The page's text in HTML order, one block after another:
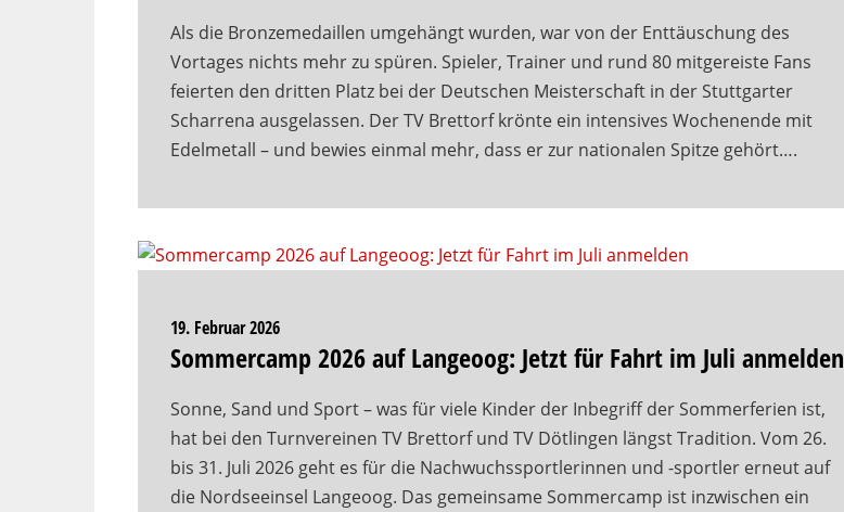
Als die Bronzemedaillen umgehängt wurden, war von der Enttäuschung des
Vortages nichts mehr zu spüren. Spieler, Trainer und rund 80 mitgereiste Fans
feierten den dritten Platz bei der Deutschen Meisterschaft in der Stuttgarter
Scharrena ausgelassen. Der TV Brettorf krönte ein intensives Wochenende mit
Edelmetall – und bewies einmal mehr, dass er zur nationalen Spitze gehört….
19. Februar 2026
Sommercamp 2026 auf Langeoog: Jetzt für Fahrt im Juli anmelden
Sonne, Sand und Sport – was für viele Kinder der Inbegriff der Sommerferien ist,
hat bei den Turnvereinen TV Brettorf und TV Dötlingen längst Tradition. Vom 26.
bis 31. Juli 2026 geht es für die Nachwuchssportlerinnen und -sportler erneut auf
die Nordseeinsel Langeoog. Das gemeinsame Sommercamp ist inzwischen ein